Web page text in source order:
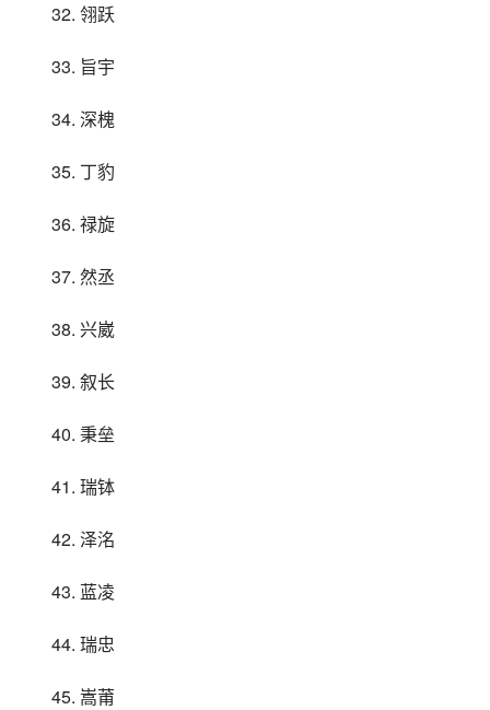
32. 翎跃
33. 旨宇
34. 深槐
35. 丁豹
36. 禄旋
37. 然丞
38. 兴崴
39. 叙长
40. 秉垒
41. 瑞钵
42. 泽洺
43. 蓝凌
44. 瑞忠
45. 嵩莆